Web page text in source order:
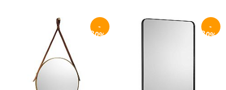
-
30%
-
30%